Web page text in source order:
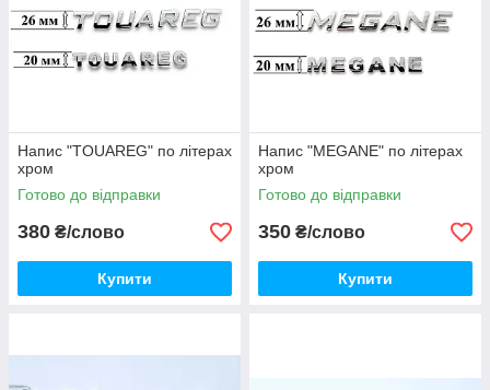
Напис "TOUAREG" по літерах
хром
Готово до відправки
380 ₴/слово
Купити
Напис "MEGANE" по літерах
хром
Готово до відправки
350 ₴/слово
Купити